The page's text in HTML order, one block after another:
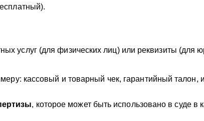
услуг (для физических лиц) или реквизиты (для
кассовый и товарный чек, гарантийный талон,
, которое может быть использовано в суде в